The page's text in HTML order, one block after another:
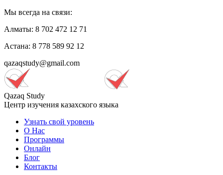
Мы всегда на связи:
Алматы: 8 702 472 12 71
Астана: 8 778 589 92 12
qazaqstudy@gmail.com
Qazaq Study
Центр изучения казахского языка
Узнать свой уровень
О Нас
Программы
Онлайн
Блог
Контакты